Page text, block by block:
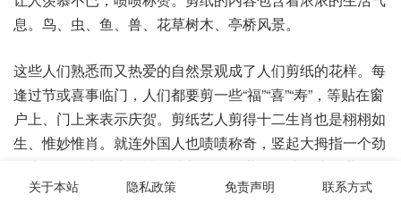
息。鸟、虫、鱼、兽、花草树木、亭桥风景。
这些人们熟悉而又热爱的自然景观成了人们剪纸的花样。每
逢过节或喜事临门，人们都要剪一些“福”“喜”“寿”，等贴在窗
户上、门上来表示庆贺。剪纸艺人剪得十二生肖也是栩栩如
生、惟妙惟肖。就连外国人也啧啧称奇，竖起大拇指一个劲
的来夸赞。十二生肖被印成邮票飞到世界各地，让全世界的
人都来认识中国博大精神的剪纸文化。例如：十二生肖剪纸
关于本站 隐私政策 免责声明 联系方式